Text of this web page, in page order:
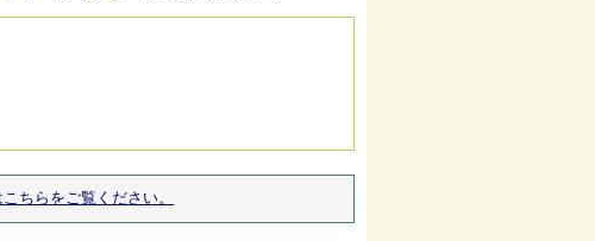
ちらをご覧ください。